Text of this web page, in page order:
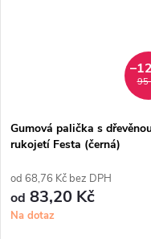
95
Gumová palička s
rukojetí Festa (černá)
od 68,76 Kč bez DPH
od 83,20 Kč
Na dotaz